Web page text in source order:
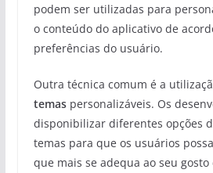
podem ser utilizadas para
o conteúdo do aplicativo de
preferências do usuário.
Outra técnica comum é a
temaspersonalizáveis. Os
disponibilizar diferentes opções
temas para que os usuários
que mais se adequa ao seu gosto